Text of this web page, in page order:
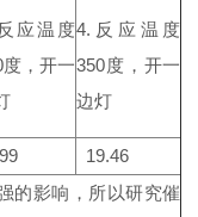
应温度
度，开一
4.反应温度
350度，开一
边灯
19.46
的影响，所以研究催